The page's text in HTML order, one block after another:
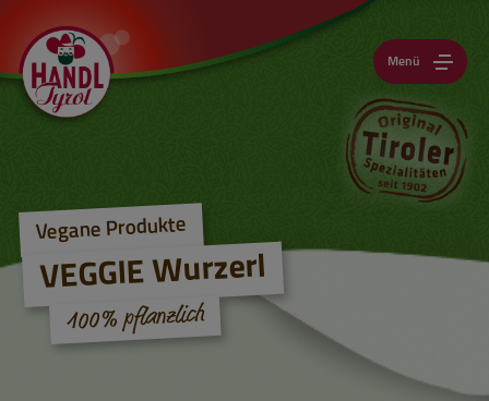
Menü
Vegane Produkte
VEGGIE Wurzerl
100% pflanzlich